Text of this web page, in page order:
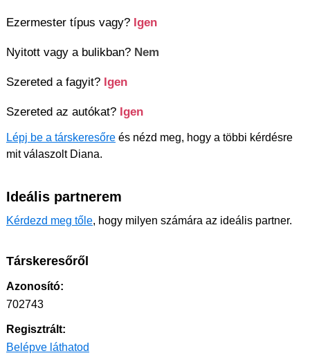
Ezermester típus vagy? Igen
Nyitott vagy a bulikban? Nem
Szereted a fagyit? Igen
Szereted az autókat? Igen
Lépj be a társkeresőre és nézd meg, hogy a többi kérdésre
mit válaszolt Diana.
Ideális partnerem
Kérdezd meg tőle, hogy milyen számára az ideális partner.
Társkeresőről
Azonosító:
702743
Regisztrált:
Belépve láthatod